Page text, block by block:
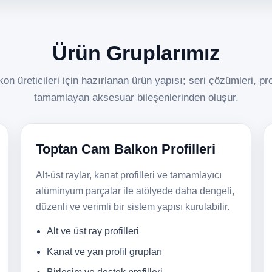
Ürün Gruplarımız
üreticileri için hazırlanan ürün yapısı; seri çözümleri,
tamamlayan aksesuar bileşenlerinden oluşur.
Toptan Cam Balkon Profilleri
Alt-üst raylar, kanat profilleri ve tamamlayıcı
alüminyum parçalar ile atölyede daha dengeli,
düzenli ve verimli bir sistem yapısı kurulabilir.
Alt ve üst ray profilleri
Kanat ve yan profil grupları